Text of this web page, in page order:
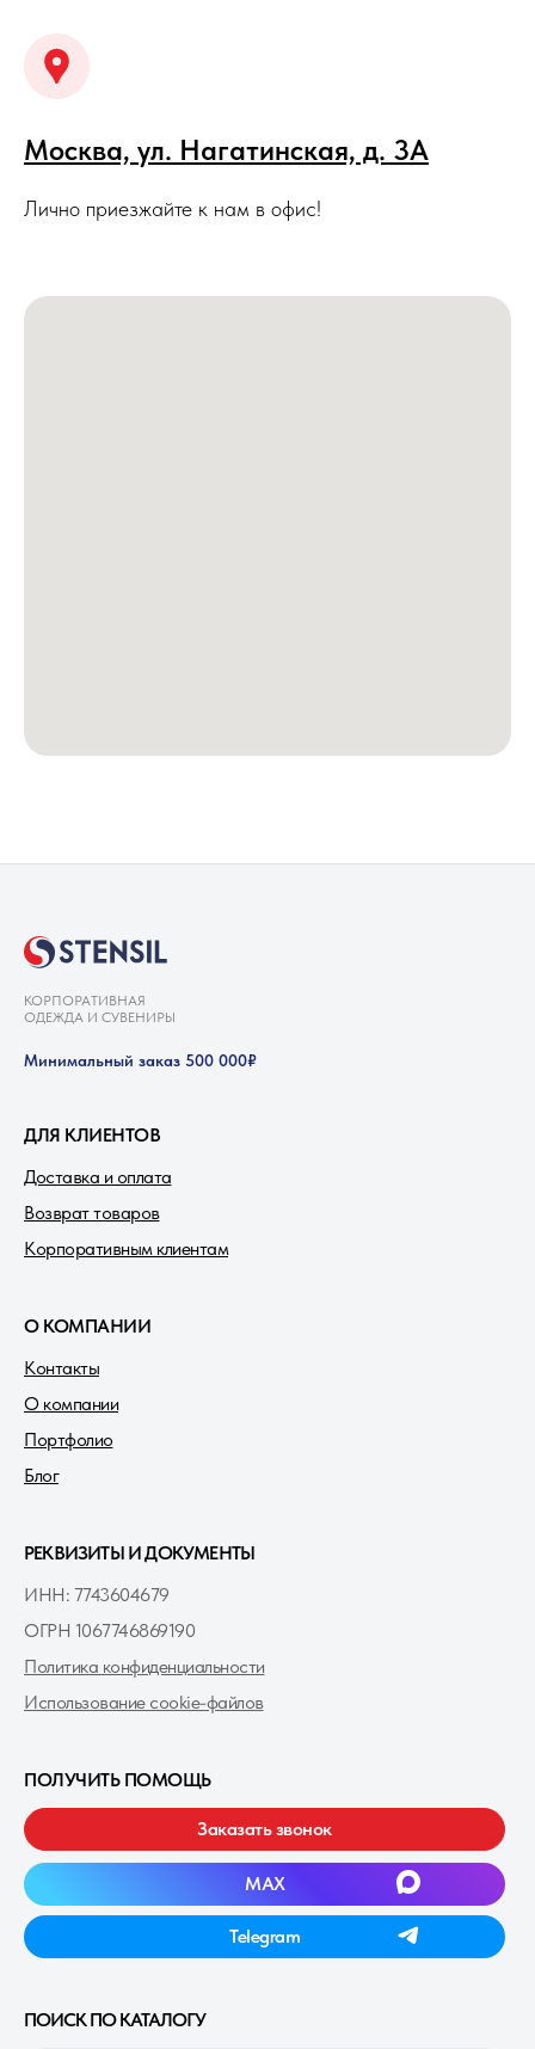
Москва, ул. Нагатинская, д. 3A
Лично приезжайте к нам в офис!
КОРПОРАТИВНАЯ
ОДЕЖДА И СУВЕНИРЫ
Минимальный заказ 500 000₽
Доставка и оплата
ДЛЯ КЛИЕНТОВ
Возврат товаров
Корпоративным клиентам
Заказать звонок
MAXㅤ
ПОЛУЧИТЬ ПОМОЩЬ
ИНН: 7743604679
О КОМПАНИИ
Портфолио
Блог
О компании
Контакты
ОГРН 1067746869190
ПОИСК ПО КАТАЛОГУ
РЕКВИЗИТЫ И ДОКУМЕНТЫ
Политика конфиденциальности
Использование cookie-файлов
Telegramㅤ